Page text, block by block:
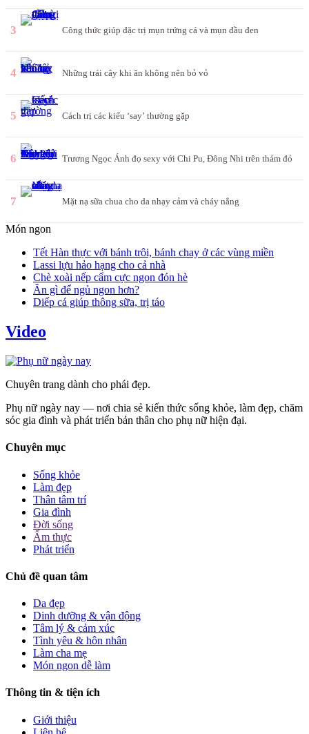
3 Công thức giúp đặc trị mụn trứng cá và mụn đầu đen
4 Những trái cây khi ăn không nên bỏ vỏ
5 Cách trị các kiểu ‘say’ thường gặp
6 Trương Ngọc Ánh đọ sexy với Chi Pu, Đông Nhi trên thảm đỏ
7 Mặt nạ sữa chua cho da nhạy cảm và cháy nắng
Món ngon
Tết Hàn thực với bánh trôi, bánh chay ở các vùng miền
Lassi lựu hảo hạng cho cả nhà
Chè xoài nếp cẩm cực ngon đón hè
Ăn gì để ngủ ngon hơn?
Diếp cá giúp thông sữa, trị táo
Video
Chuyên trang dành cho phái đẹp.
Phụ nữ ngày nay — nơi chia sẻ kiến thức sống khỏe, làm đẹp, chăm
sóc gia đình và phát triển bản thân cho phụ nữ hiện đại.
Chuyên mục
Sống khỏe
Làm đẹp
Thân tâm trí
Gia đình
Đời sống
Ẩm thực
Phát triển
Chủ đề quan tâm
Da đẹp
Dinh dưỡng & vận động
Tâm lý & cảm xúc
Tình yêu & hôn nhân
Làm cha mẹ
Món ngon dễ làm
Thông tin & tiện ích
Giới thiệu